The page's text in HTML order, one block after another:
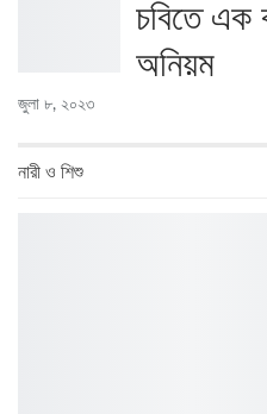
চবিতে এক
অনিয়ম
জুলা ৮, ২০২৩
নারী ও শিশু